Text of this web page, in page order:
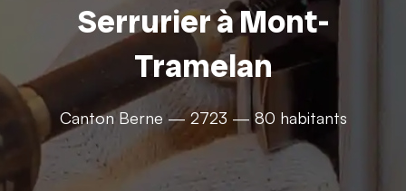
Serrurier à Mont-
Tramelan
Canton Berne — 2723 — 80 habitants